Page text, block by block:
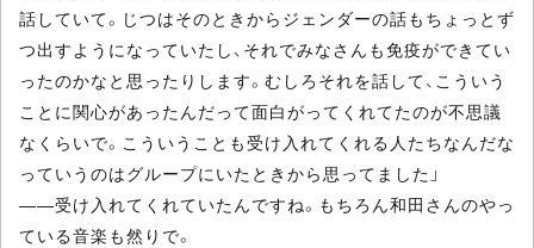
話していて。じつはそのときからジェンダーの話もちょっとず
つ出すようになっていたし、それでみなさんも免疫ができてい
ったのかなと思ったりします。むしろそれを話して、こういう
ことに関心があったんだって面白がってくれてたのが不思議
なくらいで。こういうことも受け入れてくれる人たちなんだな
っていうのはグループにいたときから思ってました」
――受け入れてくれていたんですね。もちろん和田さんのやっ
ている音楽も然りで。